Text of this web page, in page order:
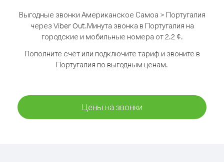
Выгодные звонки Американское Самоа > Португалия
через Viber Out.Минута звонка в Португалия на
городские и мобильные номера от 2.2 ¢.
Пополните счёт или подключите тариф и звоните в
Португалия по выгодным ценам.
Цены на звонки